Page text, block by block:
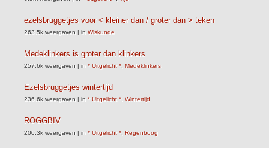
ezelsbruggetjes voor < kleiner dan / groter dan > teken
263.5k weergaven | in Wiskunde
Medeklinkers is groter dan klinkers
257.6k weergaven | in * Uitgelicht * Medeklinkers
Ezelsbruggetjes wintertijd
236.6k weergaven | in * Uitgelicht * Wintertijd
ROGGBIV
200.3k weergaven | in * Uitgelicht * Regenboog